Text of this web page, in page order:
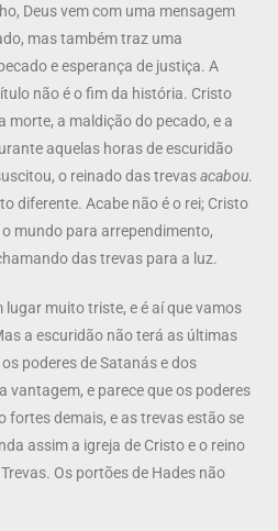
Deus vem com uma mensagem
mas também traz uma
e esperança de justiça. A
não é o fim da história. Cristo
morte, a maldição do pecado, e a
aquelas horas de escuridão
o reinado das trevasacabou.
diferente. Acabe não é o rei; Cristo
mundo para arrependimento,
das trevas para a luz.
muito triste, e é aí que vamos
a escuridão não terá as últimas
poderes de Satanás e dos
vantagem, e parece que os poderes
fortes demais, e as trevas estão se
assim a igreja de Cristo e o reino
Os portões de Hades não